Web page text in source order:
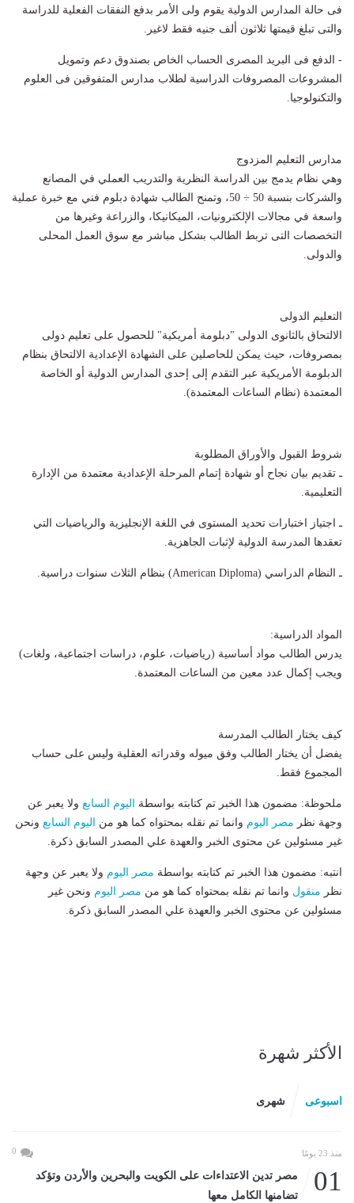
فى حالة المدارس الدولية يقوم ولى الأمر بدفع النفقات الفعلية للدراسة
والتى تبلغ قيمتها ثلاثون ألف جنيه فقط لاغير.
- الدفع فى البريد المصرى الحساب الخاص بصندوق دعم وتمويل
المشروعات المصروفات الدراسية لطلاب مدارس المتفوقين فى العلوم
والتكنولوجيا.
مدارس التعليم المزدوج
وهي نظام يدمج بين الدراسة النظرية والتدريب العملي في المصانع
والشركات بنسبة 50 ÷ 50، وتمنح الطالب شهادة دبلوم فني مع خبرة عملية
واسعة في مجالات الإلكترونيات، الميكانيكا، والزراعة وغيرها من
التخصصات التى تربط الطالب بشكل مباشر مع سوق العمل المحلى
والدولى.
التعليم الدولى
الالتحاق بالثانوى الدولى "دبلومة أمريكية" للحصول على تعليم دولى
بمصروفات، حيث يمكن للحاصلين على الشهادة الإعدادية الالتحاق بنظام
الدبلومة الأمريكية عبر التقدم إلى إحدى المدارس الدولية أو الخاصة
المعتمدة (نظام الساعات المعتمدة).
شروط القبول والأوراق المطلوبة
ـ تقديم بيان نجاح أو شهادة إتمام المرحلة الإعدادية معتمدة من الإدارة
التعليمية.
ـ اجتياز اختبارات تحديد المستوى في اللغة الإنجليزية والرياضيات التي
تعقدها المدرسة الدولية لإثبات الجاهزية.
ـ النظام الدراسي (American Diploma) بنظام الثلاث سنوات دراسية.
المواد الدراسية:
يدرس الطالب مواد أساسية (رياضيات، علوم، دراسات اجتماعية، ولغات)
ويجب إكمال عدد معين من الساعات المعتمدة.
كيف يختار الطالب المدرسة
يفضل أن يختار الطالب وفق ميوله وقدراته العقلية وليس على حساب
المجموع فقط.
ملحوظة: مضمون هذا الخبر تم كتابته بواسطة اليوم السابع ولا يعبر عن
وجهة نظر مصر اليوم وانما تم نقله بمحتواه كما هو من اليوم السابع ونحن
غير مسئولين عن محتوى الخبر والعهدة علي المصدر السابق ذكرة.
انتبه: مضمون هذا الخبر تم كتابته بواسطة مصر اليوم ولا يعبر عن وجهة
نظر منقول وانما تم نقله بمحتواه كما هو من مصر اليوم ونحن غير
مسئولين عن محتوى الخبر والعهدة علي المصدر السابق ذكرة.
الأكثر شهرة
اسبوعى شهرى
منذ 23 يومًا 0
01
مصر تدين الاعتداءات على الكويت والبحرين والأردن وتؤكد
تضامنها الكامل معها